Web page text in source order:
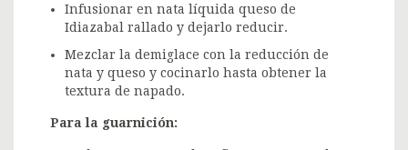
Infusionar en nata líquida queso de
Idiazabal rallado y dejarlo reducir.
Mezclar la demiglace con la reducción de
nata y queso y cocinarlo hasta obtener la
textura de napado.
Para la guarnición: